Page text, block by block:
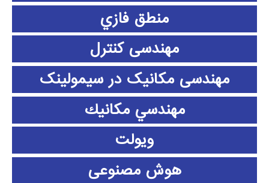
منطق فازي
مهندسی کنترل
مهندسی مکانیک در سیمولینک
مهندسي مكانيك
ویولت
هوش مصنوعی